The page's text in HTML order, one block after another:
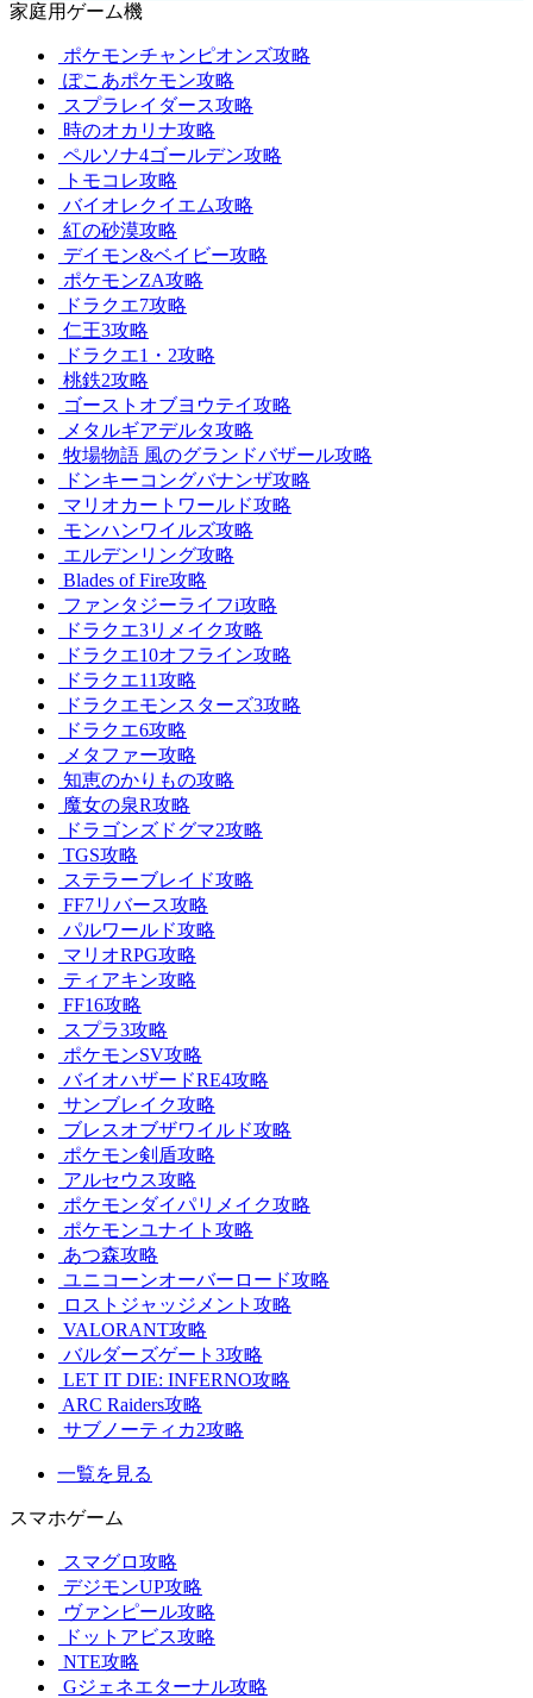
家庭用ゲーム機
ポケモンチャンピオンズ攻略
ぽこあポケモン攻略
スプラレイダース攻略
時のオカリナ攻略
ペルソナ4ゴールデン攻略
トモコレ攻略
バイオレクイエム攻略
紅の砂漠攻略
デイモン&ベイビー攻略
ポケモンZA攻略
ドラクエ7攻略
仁王3攻略
ドラクエ1・2攻略
桃鉄2攻略
ゴーストオブヨウテイ攻略
メタルギアデルタ攻略
牧場物語 風のグランドバザール攻略
ドンキーコングバナンザ攻略
マリオカートワールド攻略
モンハンワイルズ攻略
エルデンリング攻略
Blades of Fire攻略
ファンタジーライフi攻略
ドラクエ3リメイク攻略
ドラクエ10オフライン攻略
ドラクエ11攻略
ドラクエモンスターズ3攻略
ドラクエ6攻略
メタファー攻略
知恵のかりもの攻略
魔女の泉R攻略
ドラゴンズドグマ2攻略
TGS攻略
ステラーブレイド攻略
FF7リバース攻略
パルワールド攻略
マリオRPG攻略
ティアキン攻略
FF16攻略
スプラ3攻略
ポケモンSV攻略
バイオハザードRE4攻略
サンブレイク攻略
ブレスオブザワイルド攻略
ポケモン剣盾攻略
アルセウス攻略
ポケモンダイパリメイク攻略
ポケモンユナイト攻略
あつ森攻略
ユニコーンオーバーロード攻略
ロストジャッジメント攻略
VALORANT攻略
バルダーズゲート3攻略
LET IT DIE: INFERNO攻略
ARC Raiders攻略
サブノーティカ2攻略
一覧を見る
スマホゲーム
スマグロ攻略
デジモンUP攻略
ヴァンピール攻略
ドットアビス攻略
NTE攻略
Gジェネエターナル攻略